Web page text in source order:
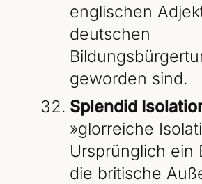
englischen
deutschen
geworden sind.
Splendid
»glorreiche
Ursprünglich ein
die britische